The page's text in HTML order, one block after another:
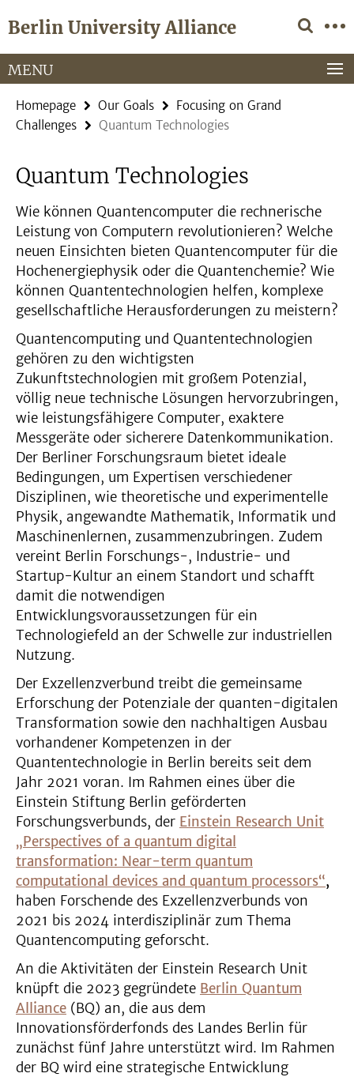
direkt
Inhalt
Berlin University Alliance
Service
Navigation
MENU
Homepage Our Goals
Focusing on Grand
Challenges
Quantum Technologies
Quantum Technologies
Wie können Quantencomputer die rechnerische
Leistung von Computern revolutionieren? Welche
neuen Einsichten bieten Quantencomputer für die
Hochenergiephysik oder die Quantenchemie? Wie
können Quantentechnologien helfen, komplexe
gesellschaftliche Herausforderungen zu meistern?
Quantencomputing und Quantentechnologien
gehören zu den wichtigsten
Zukunftstechnologien mit großem Potenzial,
völlig neue technische Lösungen hervorzubringen,
wie leistungsfähigere Computer, exaktere
Messgeräte oder sicherere Datenkommunikation.
Der Berliner Forschungsraum bietet ideale
Bedingungen, um Expertisen verschiedener
Disziplinen, wie theoretische und experimentelle
Physik, angewandte Mathematik, Informatik und
Maschinenlernen, zusammenzubringen. Zudem
vereint Berlin Forschungs-, Industrie- und
Startup-Kultur an einem Standort und schafft
damit die notwendigen
Entwicklungsvoraussetzungen für ein
Technologiefeld an der Schwelle zur industriellen
Nutzung.
Der Exzellenzverbund treibt die gemeinsame
Erforschung der Potenziale der quanten-digitalen
Transformation sowie den nachhaltigen Ausbau
vorhandener Kompetenzen in der
Quantentechnologie in Berlin bereits seit dem
Jahr 2021 voran. Im Rahmen eines über die
Einstein Stiftung Berlin geförderten
Forschungsverbunds, der Einstein Research Unit
„Perspectives of a quantum digital
transformation: Near-term quantum
computational devices and quantum processors“,
haben Forschende des Exzellenzverbunds von
2021 bis 2024 interdisziplinär zum Thema
Quantencomputing geforscht.
An die Aktivitäten der Einstein Research Unit
knüpft die 2023 gegründete Berlin Quantum
Alliance (BQ) an, die aus dem
Innovationsförderfonds des Landes Berlin für
zunächst fünf Jahre unterstützt wird. Im Rahmen
der BQ wird eine strategische Entwicklung